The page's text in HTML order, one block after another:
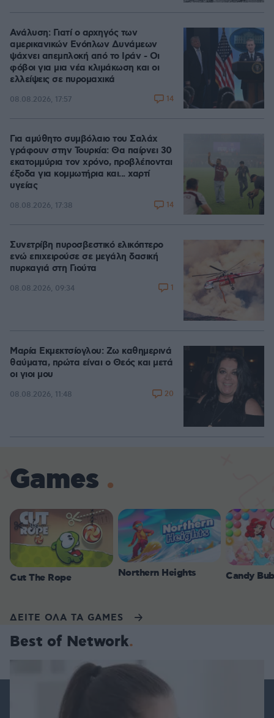
Ανάλυση: Γιατί ο αρχηγός των
αμερικανικών Ενόπλων Δυνάμεων
ψάχνει απεμπλοκή από το Ιράν - Οι
φόβοι για μια νέα κλιμάκωση και οι
ελλείψεις σε πυρομαχικά
08.08.2026, 17:57 14
Για αμύθητο συμβόλαιο του Σαλάχ
γράφουν στην Τουρκία: Θα παίρνει 30
εκατομμύρια τον χρόνο, προβλέπονται
έξοδα για κομμωτήρια και... χαρτί
υγείας
08.08.2026, 17:38 14
Συνετρίβη πυροσβεστικό ελικόπτερο
ενώ επιχειρούσε σε μεγάλη δασική
πυρκαγιά στη Γιούτα
08.08.2026, 09:34 1
Μαρία Εκμεκτσίογλου: Ζω καθημερινά
θαύματα, πρώτα είναι ο Θεός και μετά
οι γιοι μου
08.08.2026, 11:48 20
Games
Cut The Rope Northern Heights Candy
ΔΕΙΤΕ ΟΛΑ ΤΑ GAMES
Best of Network